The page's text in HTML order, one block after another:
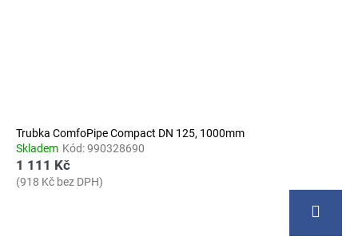
Trubka ComfoPipe Compact DN 125, 1000mm
Skladem Kód:990328690
1 111 Kč
(918 Kč bez DPH)